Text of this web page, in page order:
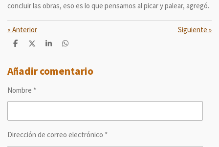
concluir las obras, eso es lo que pensamos al picar y palear, agregó.
« Anterior Siguiente »
C
p
a
t
C
p
a
C
p
a
C
p
a
Añadir comentario
Nombre *
Dirección de correo electrónico *